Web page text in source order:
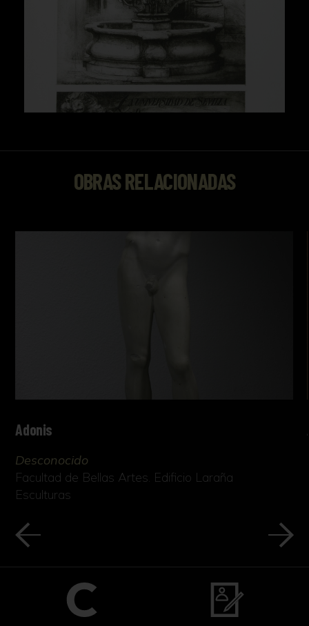
OBRAS RELACIONADAS
Adonis
Desconocido
Facultad de Bellas Artes. Edificio Laraña
Esculturas